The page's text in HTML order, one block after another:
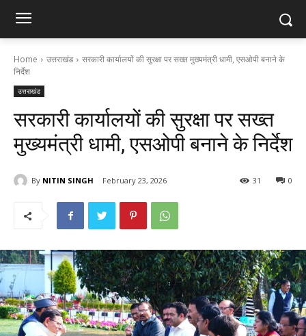
Home उत्तराखंड
सरकारी कार्यालयों की सुरक्षा पर सख्त मुख्यमंत्री धामी, एसओपी बनाने के
निर्देश
उत्तराखंड
सरकारी कार्यालयों की सुरक्षा पर सख्त
मुख्यमंत्री धामी, एसओपी बनाने के निर्देश
By NITIN SINGH February 23, 2026 0
31